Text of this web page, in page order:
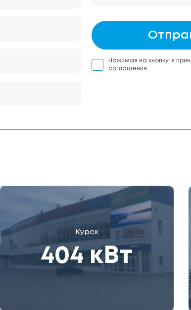
Нажимая на кнопку, я
соглашения.
Курск
404 кВт